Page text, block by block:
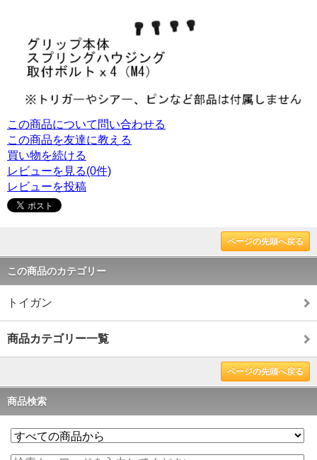
この商品について問い合わせる
この商品を友達に教える
買い物を続ける
レビューを見る(0件)
レビューを投稿
ページの先頭へ戻る
この商品のカテゴリー
トイガン
商品カテゴリー一覧
ページの先頭へ戻る
商品検索